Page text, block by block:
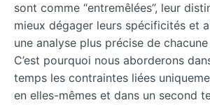
sont comme “entremêlées”, leur
mieux dégager leurs spécificités et
une analyse plus précise de chacune
C’est pourquoi nous aborderons
temps les contraintes liées
en elles-mêmes et dans un second